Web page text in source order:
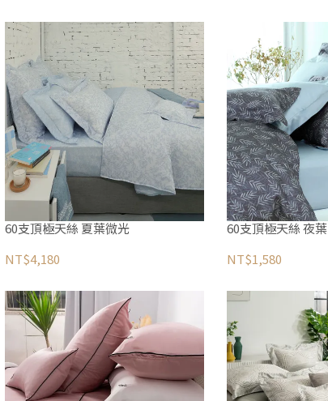
60支頂極天絲 夏葉微光
NT$4,180
60支頂極天絲 夜葉
NT$1,580